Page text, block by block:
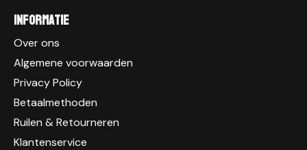
Informatie
Over ons
Algemene voorwaarden
Privacy Policy
Betaalmethoden
Ruilen & Retourneren
Klantenservice